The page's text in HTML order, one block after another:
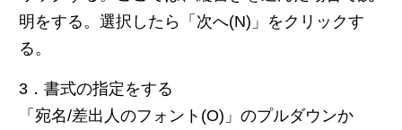
明をする。選択したら「次へ(N)」をクリックす
る。
3．書式の指定をする
「宛名/差出人のフォント(O)」のプルダウンか